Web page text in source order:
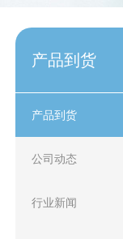
产品到货
产品到货
公司动态
行业新闻